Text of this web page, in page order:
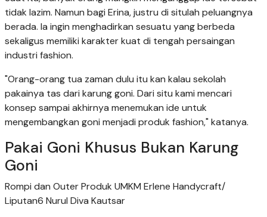
tidak lazim. Namun bagi Erina, justru di situlah peluangnya
berada. Ia ingin menghadirkan sesuatu yang berbeda
sekaligus memiliki karakter kuat di tengah persaingan
industri fashion.
"Orang-orang tua zaman dulu itu kan kalau sekolah
pakainya tas dari karung goni. Dari situ kami mencari
konsep sampai akhirnya menemukan ide untuk
mengembangkan goni menjadi produk fashion," katanya.
Pakai Goni Khusus Bukan Karung
Goni
Rompi dan Outer Produk UMKM Erlene Handycraft/
Liputan6 Nurul Diva Kautsar